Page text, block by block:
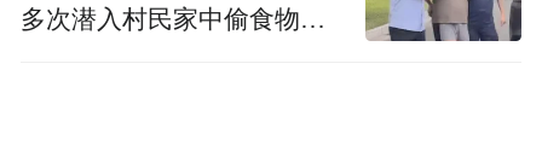
多次潜入村民家中偷食物被